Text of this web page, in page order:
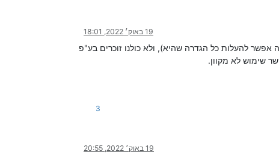
19 באוק׳ 2022, 18:01
להעלות כל הגדרה שהיא), ולא כולנו זוכרים בע"פ
3
19 באוק׳ 2022, 20:55